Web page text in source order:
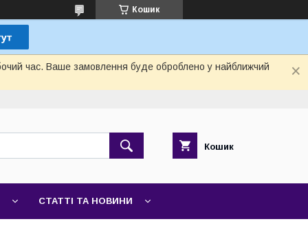
Кошик
час. Ваше замовлення буде оброблено у найближчий
Кошик
СТАТТІ ТА НОВИНИ